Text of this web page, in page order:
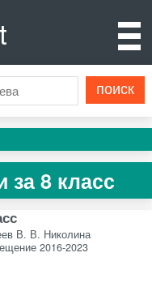
за 8 класс
В. В. Николина
2016-2023